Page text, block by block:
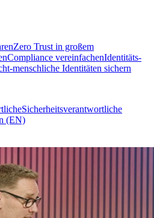
Zero Trust in großem
Compliance vereinfachenIdentitäts-
menschliche Identitäten sichern
Sicherheitsverantwortliche
(EN)